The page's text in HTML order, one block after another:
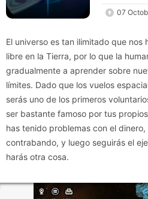
07
El universo es tan ilimitado que
libre en la Tierra, por lo que la
gradualmente a aprender sobre
límites. Dado que los vuelos
serás uno de los primeros
ser bastante famoso por tus
has tenido problemas con el
contrabando, y luego seguirás el
harás otra cosa.